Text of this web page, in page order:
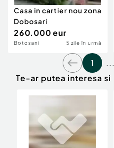
Casa in cartier nou zona
Dobosari
260.000 eur
Botosani 5 zile în urmă
1 ...
Te-ar putea interesa si